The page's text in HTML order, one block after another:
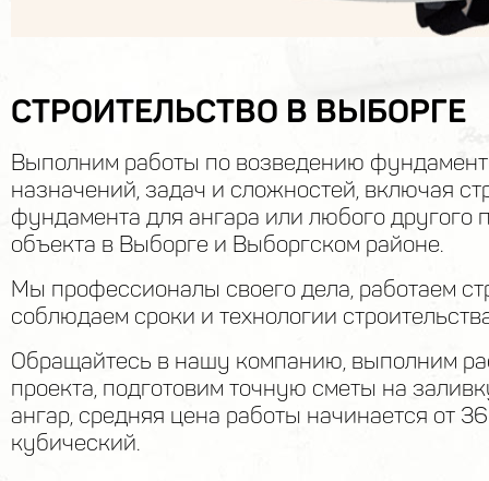
СТРОИТЕЛЬСТВО В ВЫБОРГЕ
Выполним работы по возведению
назначений, задач и сложностей, включая
фундамента для ангара или любого другого
объекта в Выборге и Выборгском районе.
Мы профессионалы своего дела, работаем
соблюдаем сроки и технологии
Обращайтесь в нашу компанию, выполним
проекта, подготовим точную сметы на
ангар, средняя цена работы начинается от
кубический.